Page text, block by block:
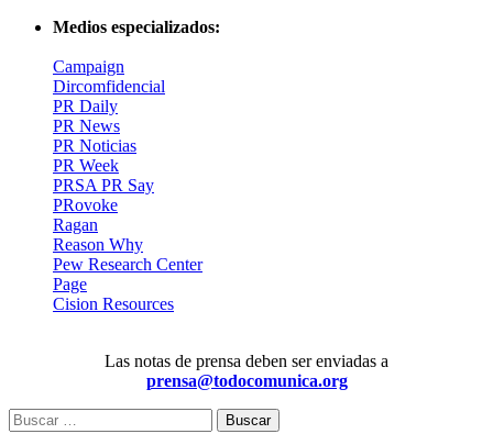
Medios especializados:
Campaign
Dircomfidencial
PR Daily
PR News
PR Noticias
PR Week
PRSA PR Say
PRovoke
Ragan
Reason Why
Pew Research Center
Page
Cision Resources
Las notas de prensa deben ser enviadas a
prensa@todocomunica.org
Buscar: